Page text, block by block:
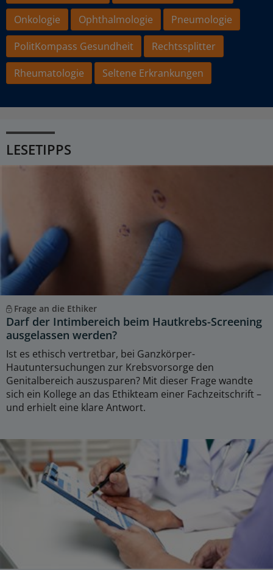
Onkologie
Ophthalmologie
Pneumologie
PolitKompass Gesundheit
Rechtssplitter
Rheumatologie
Seltene Erkrankungen
LESETIPPS
Frage an die Ethiker
Darf der Intimbereich beim Hautkrebs-Screening
ausgelassen werden?
Ist es ethisch vertretbar, bei Ganzkörper-
Hautuntersuchungen zur Krebsvorsorge den
Genitalbereich auszusparen? Mit dieser Frage wandte
sich ein Kollege an das Ethikteam einer Fachzeitschrift –
und erhielt eine klare Antwort.